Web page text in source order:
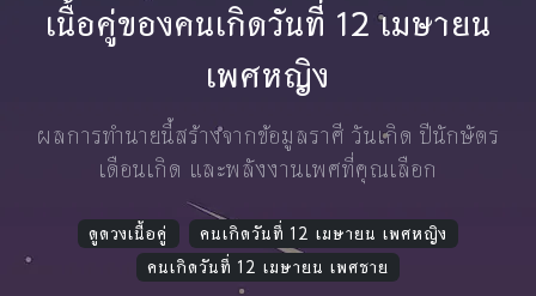
เนื้อคู่ของคนเกิดวันที่ 12 เมษายน
เพศหญิง
ผลการทำนายนี้สร้างจากข้อมูลราศี วันเกิด ปีนักษัตร
เดือนเกิด และพลังงานเพศที่คุณเลือก
ดูดวงเนื้อคู่
คนเกิดวันที่ 12 เมษายน เพศหญิง
คนเกิดวันที่ 12 เมษายน เพศชาย